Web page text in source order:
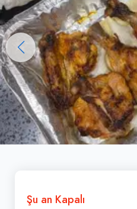
Şu an Kapalı